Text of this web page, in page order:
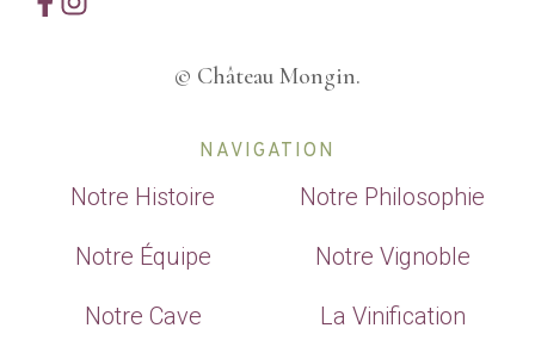
© Château Mongin.
NAVIGATION
Notre Histoire Notre Philosophie
Notre Équipe Notre Vignoble
Notre Cave La Vinification